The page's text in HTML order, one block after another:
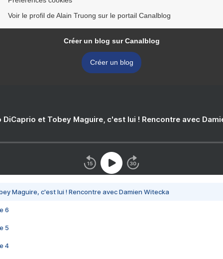
Voir le profil de Alain Truong sur le portail Canalblog
Créer un blog sur Canalblog
Créer un blog
DiCaprio et Tobey Maguire, c'est lui ! Rencontre avec
Maguire, c'est lui ! Rencontre avec Damien Witecka
6
5
4